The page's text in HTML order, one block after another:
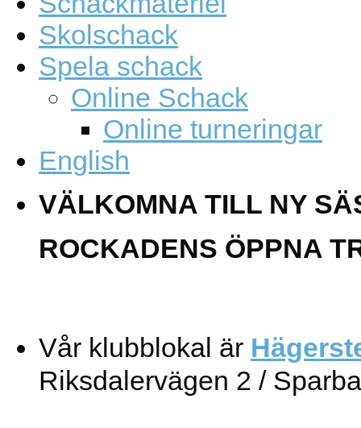
Skolschack
Spela schack
Online Schack
Online turneringar
English
VÄLKOMNA TILL NY
ROCKADENS ÖPPNA
Vår klubblokal är
Riksdalervägen 2 /